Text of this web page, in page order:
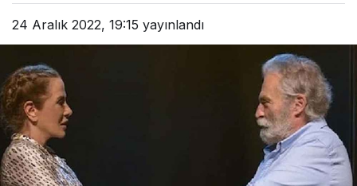
24 Aralık 2022, 19:15 yayınlandı